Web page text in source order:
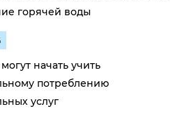
горячей воды
начать учить
потреблению
услуг